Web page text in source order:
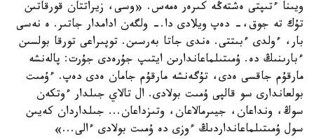
ويىنا ءتىپتى ەشتەڭە كىرەر ەمەس. «وسى، زيراتتان قورقاتىن
تۇك تە جوق،- دەپ ويلادى دا.- ولگەن ادامدار جاتىر. ە نەسى
بار، ءولدى ءبىتتى. ەندى جاتا بەرسىن. توپىراعى تورقا بولسىن
ءبارىنىڭ دە. ۇمىتىلماعاندارىن ايتىپ جۇرەدى جۇرت: پالەنشە
مارقۇم جاقسى ەدى، تۇگەنشە مارقۇم جامان ەدى دەپ. ءۇمىت
بولعاندارى سو قالپى ۇمىت بولادى. ال تالاي جىلدار ءوتكەن
سوڭ، ونداعان، جيىرمالاعان، وتىزداعان... جىلداردان كەيىن
سول ۇمىتىلماعانداردىڭ ءوزى دە ۇمىت بولادى ءالى...»